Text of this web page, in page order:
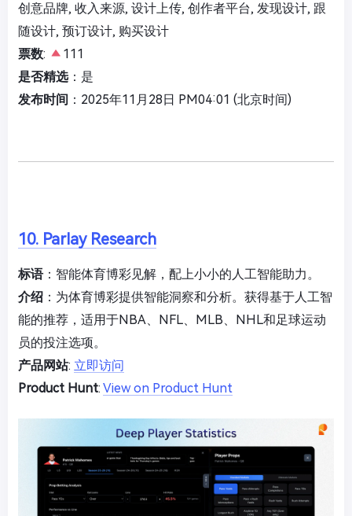
创意品牌, 收入来源, 设计上传, 创作者平台, 发现设计, 跟
随设计, 预订设计, 购买设计
票数:
111
是否精选：是
发布时间 ：2025年11月28日 PM04:01 (北京时间)
10. Parlay Research
标语：智能体育博彩见解，配上小小的人工智能助力。
介绍 ：为体育博彩提供智能洞察和分析。获得基于人工智
能的推荐，适用于NBA、NFL、MLB、NHL和足球运动
员的投注选项。
产品网站: 立即访问
Product Hunt: View on Product Hunt